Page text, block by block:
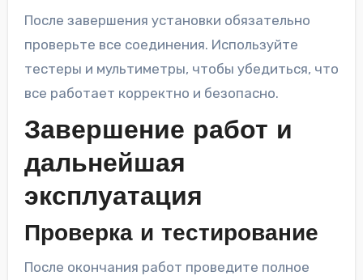
После завершения установки обязательно
проверьте все соединения. Используйте
тестеры и мультиметры, чтобы убедиться, что
все работает корректно и безопасно.
Завершение работ и
дальнейшая
эксплуатация
Проверка и тестирование
После окончания работ проведите полное